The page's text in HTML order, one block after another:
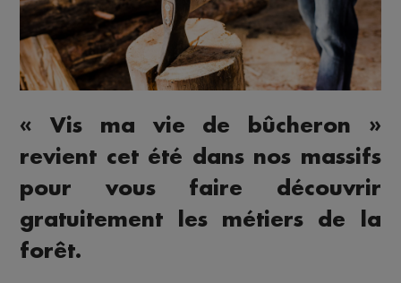
« Vis ma vie de bûcheron »
revient cet été dans nos massifs
pour vous faire découvrir
gratuitement les métiers de la
forêt.